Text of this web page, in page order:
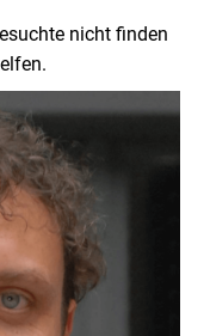
nicht finden